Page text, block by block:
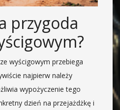
przygoda
wyścigowym przebiega
najpierw należy
wypożyczenie tego
dzień na przejażdżkę i